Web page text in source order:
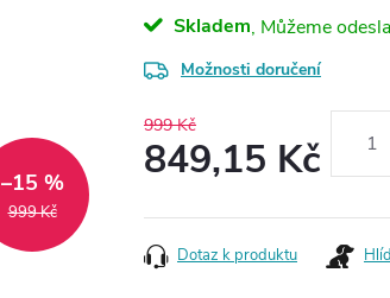
999 Kč
–15 %
Skladem
Možnosti doručení
999 Kč
849,15 Kč
cena:
Dotaz k produktu